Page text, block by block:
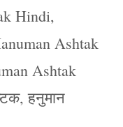
Hindi,
Ashtak
Ashtak
,हनुमान